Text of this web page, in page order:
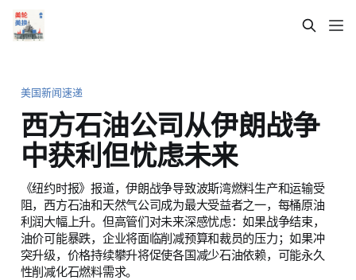
美国新闻速递
西方石油公司从伊朗战争
中获利但忧虑未来
《纽约时报》报道，伊朗战争导致波斯湾燃料生产和运输受
阻，西方石油和天然气公司成为最大受益者之一，每桶原油
利润大幅上升。但高管们对未来深感忧虑：如果战争结束，
油价可能暴跌，企业将面临削减预算和裁员的压力；如果冲
突升级，价格持续攀升将促使各国减少石油依赖，可能永久
性削减化石燃料需求。